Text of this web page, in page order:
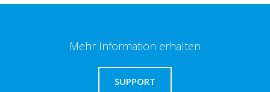
Mehr Information erhalten
SUPPORT